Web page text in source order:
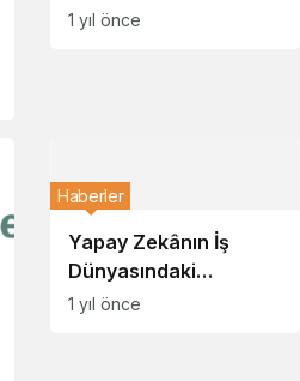
Düzenleme Reformu
1 yıl önce
Yapay Zekânın İş
Dünyasındaki
Yükselişi ve Riskleri
Haberler
1 yıl önce